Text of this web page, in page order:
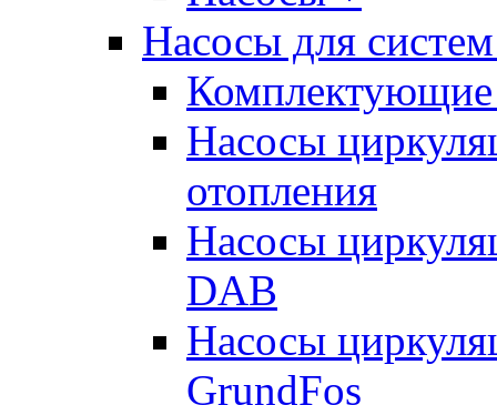
Насосы для
Комплектующие
Насосы
отопления
Насосы
DAB
Насосы
GrundFos